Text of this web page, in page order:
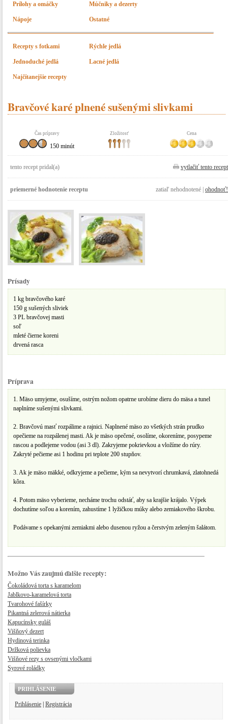
Prílohy a omáčky Múčniky a dezerty
Nápoje Ostatné
Recepty s fotkami Rýchle jedlá
Jednoduché jedlá Lacné jedlá
Najčítanejšie recepty
Bravčové karé plnené sušenými slivkami
Čas prípravy Zložitosť Cena
150 minút
tento recept pridal(a) vytlačiť tento recept
priemerné hodnotenie receptu zatiaľ nehodnotené | ohodnoť!
Prísady
1 kg bravčového karé
150 g sušených sliviek
3 PL bravčovej masti
soľ
mleté čierne koreni
drvená rasca
Príprava
1. Mäso umyjeme, osušíme, ostrým nožom opatrne urobíme dieru do mäsa a tunel
naplníme sušenými slivkami.
2. Bravčovú masť rozpálime a rajnici. Naplnené mäso zo všetkých strán prudko
opečieme na rozpálenej masti. Ak je mäso opečené, osolíme, okoreníme, posypeme
rascou a podlejeme vodou (asi 3 dl). Zakryjeme pokrievkou a vložíme do rúry.
Zakryté pečieme asi 1 hodinu pri teplote 200 stupňov.
3. Ak je mäso mäkké, odkryjeme a pečieme, kým sa nevytvorí chrumkavá, zlatohnedá
kôra.
4. Potom mäso vyberieme, necháme trochu odstáť, aby sa krajšie krájalo. Výpek
dochutíme soľou a korením, zahustíme 1 lyžičkou múky alebo zemiakového škrobu.
Podávame s opekanými zemiakmi alebo dusenou ryžou a čerstvým zeleným šalátom.
Možno Vás zaujmú ďalšie recepty:
Čokoládová torta s karamelom
Jablkovo-karamelová torta
Tvarohové fašírky
Pikantná zelerová nátierka
Kapucínsky guláš
Višňový dezert
Hydinová terinka
Držková polievka
Višňové rezy s ovsenými vločkami
Syrové roládky
PRIHLÁSENIE
Prihlásenie Registrácia